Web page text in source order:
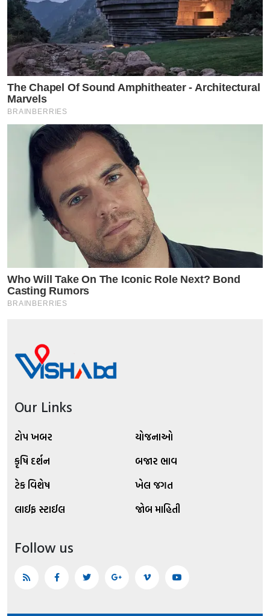
Our Links
ટોપ ખબર
યોજનાઓ
કૃષિ દર્શન
બજાર ભાવ
ટેક વિશેષ
ખેલ જગત
લાઈફ સ્ટાઈલ
જોબ માહિતી
Follow us